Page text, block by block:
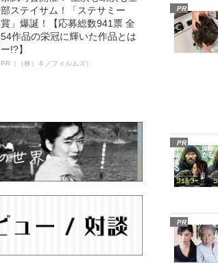
部ステイサム！「ステサミー
賞」爆誕！【応募総数941票 全
54作品の栄冠に輝いた作品とは
ー!?】
PR（（株）キノフィルムズ）
PR
PR
PR